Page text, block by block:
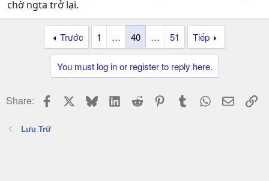
chờ ngta trở lại.
Trước 1 … 40 … 51 Tiếp
You must log in or register to reply here.
Share: Facebook BlueskyLinkedIn
Reddit PinterestTumblr WhatsApp
Email
Lưu Trữ